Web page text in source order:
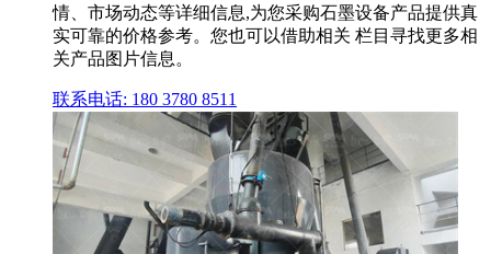
情、市场动态等详细信息,为您采购石墨设备产品提供真
实可靠的价格参考。您也可以借助相关 栏目寻找更多相
关产品图片信息。
联系电话: 180 3780 8511